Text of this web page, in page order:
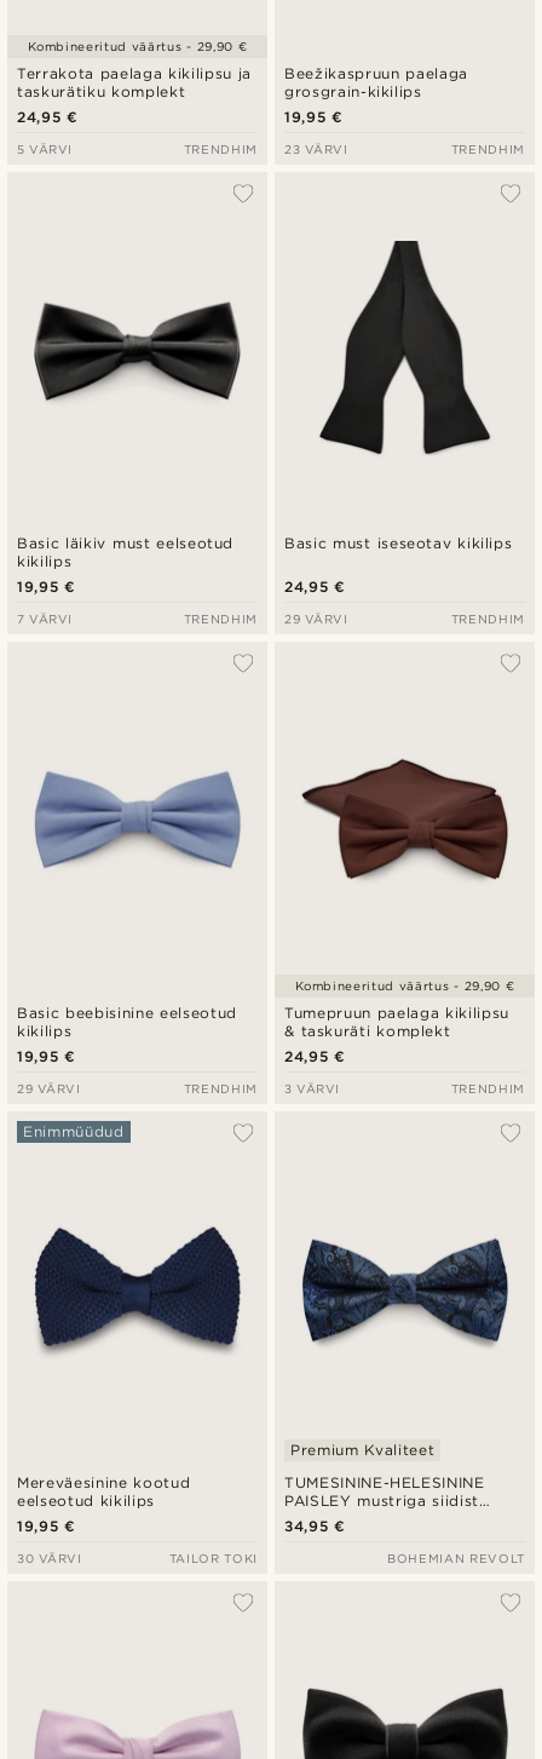
Terrakota paelaga kikilipsu ja
taskurätiku komplekt
24,95 €
Kombineeritud väärtus - 29,90 €
5 VÄRVI TRENDHIM
Beežikaspruun paelaga
grosgrain-kikilips
19,95 €
23 VÄRVI TRENDHIM
Basic läikiv must eelseotud
kikilips
19,95 €
7 VÄRVI TRENDHIM
Basic must iseseotav kikilips
24,95 €
29 VÄRVI TRENDHIM
Basic beebisinine eelseotud
kikilips
19,95 €
29 VÄRVI TRENDHIM
Tumepruun paelaga kikilipsu
& taskuräti komplekt
24,95 €
Kombineeritud väärtus - 29,90 €
3 VÄRVI TRENDHIM
Mereväesinine kootud
eelseotud kikilips
Enimmüüdud
19,95 €
30 VÄRVI TAILOR TOKI
TUMESININE-HELESININE
PAISLEY mustriga siidist
paelaga kikilips
Premium Kvaliteet
34,95 €
BOHEMIAN REVOLT